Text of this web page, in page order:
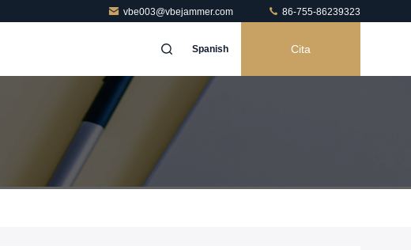
vbe003@vbejammer.com 86-755-86239323
Spanish Cita